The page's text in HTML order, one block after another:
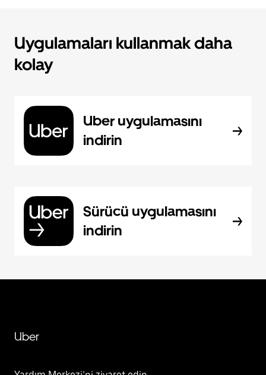
Uygulamaları kullanmak daha
kolay
Uber uygulamasını
indirin
Sürücü uygulamasını
indirin
Uber